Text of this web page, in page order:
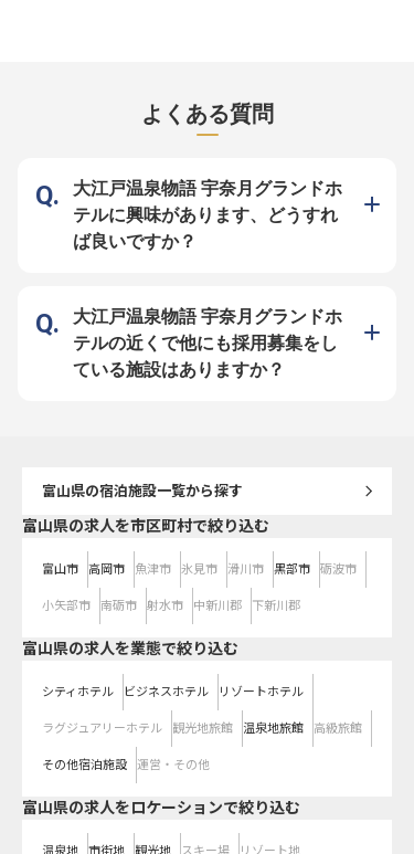
て、お客様に笑顔を届けませんか？
※この求人は2022年2月3日時点の
出していただきます。 旅館業の
「顔」として、日本の伝統的なおも
てなしの心を大切にし、お客様に最
も、先輩スタッフが丁寧にサポート
いたしますのでご安心ください。
ーー【働きやすい環境と充実のサポ
ート体制】 新しい環境でのスター
寮や世帯用寮を完備しております。
務、月5日から10日のシフト制で、
プライベートも大切にしながら働け
ます。 社会保険完備はもちろん、
従業員食堂も利用でき、日々の生活
をサポートする体制が整っていま
す。 ※2026年02月06日時点の情報
よくある質問
大江戸温泉物語 宇奈月グランドホ
テルに興味があります、どうすれ
ば良いですか？
大江戸温泉物語 宇奈月グランドホ
テルの近くで他にも採用募集をし
ている施設はありますか？
富山県の宿泊施設一覧から探す
富山県の求人を市区町村で絞り込む
富山市 高岡市 魚津市 氷見市 滑川市 黒部市 砺波市
小矢部市 南砺市 射水市 中新川郡 下新川郡
富山県の求人を業態で絞り込む
シティホテル ビジネスホテル リゾートホテル
ラグジュアリーホテル 観光地旅館 温泉地旅館 高級旅館
その他宿泊施設 運営・その他
富山県の求人をロケーションで絞り込む